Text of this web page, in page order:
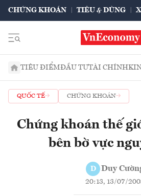
CHỨNG KHOÁN TIÊU & DÙNG
TIÊU ĐIỂMĐẦU TƯTÀI CHÍNH
QUỐC TẾ CHỨNG KHOÁN
Chứng khoán thế
bên bờ vực
D Duy
20:13, 13/07/